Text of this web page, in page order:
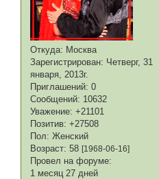
Откуда: Москва
Зарегистрирован: Четверг, 31
января, 2013г.
Приглашений: 0
Сообщений: 10632
Уважение: +21101
Позитив: +27508
Пол: Женский
Возраст: 58[1968-06-16]
Провел на форуме:
1 месяц 27 дней